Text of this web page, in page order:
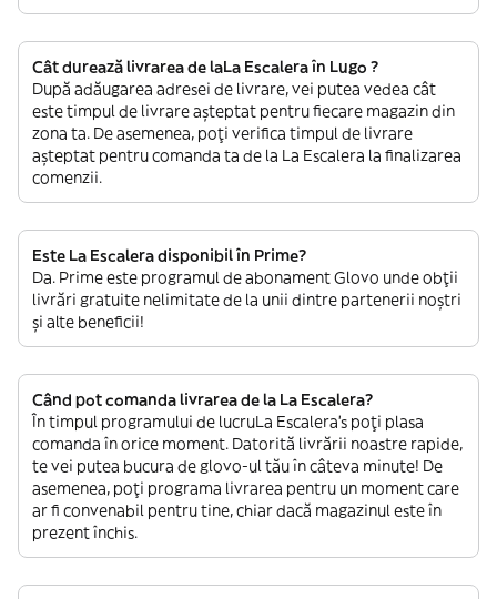
Cât durează livrarea de laLa Escalera în Lugo ?
După adăugarea adresei de livrare, vei putea vedea cât
este timpul de livrare așteptat pentru fiecare magazin din
zona ta. De asemenea, poți verifica timpul de livrare
așteptat pentru comanda ta de la La Escalera la finalizarea
comenzii.
Este La Escalera disponibil în Prime?
Da. Prime este programul de abonament Glovo unde obții
livrări gratuite nelimitate de la unii dintre partenerii noștri
și alte beneficii!
Când pot comanda livrarea de la La Escalera?
În timpul programului de lucruLa Escalera’s poți plasa
comanda în orice moment. Datorită livrării noastre rapide,
te vei putea bucura de glovo-ul tău în câteva minute! De
asemenea, poți programa livrarea pentru un moment care
ar fi convenabil pentru tine, chiar dacă magazinul este în
prezent închis.